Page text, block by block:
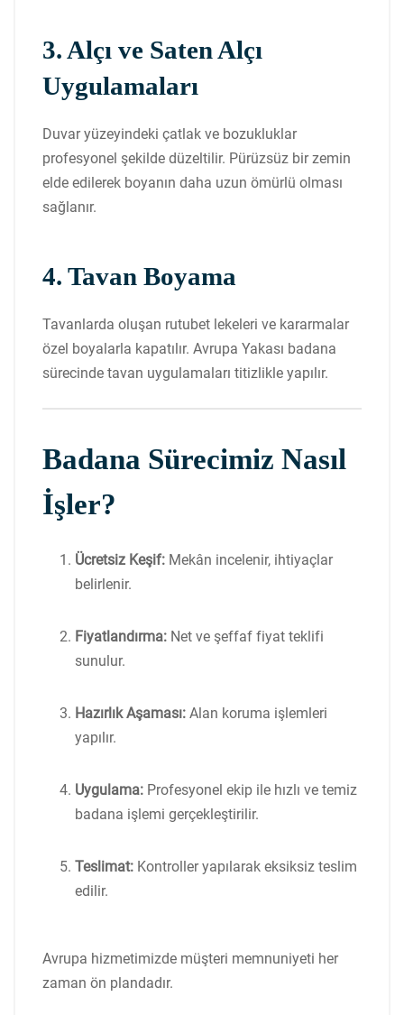
3. Alçı ve Saten Alçı
Uygulamaları
Duvar yüzeyindeki çatlak ve bozukluklar
profesyonel şekilde düzeltilir. Pürüzsüz bir zemin
elde edilerek boyanın daha uzun ömürlü olması
sağlanır.
4. Tavan Boyama
Tavanlarda oluşan rutubet lekeleri ve kararmalar
özel boyalarla kapatılır. Avrupa Yakası badana
sürecinde tavan uygulamaları titizlikle yapılır.
Badana Sürecimiz Nasıl
İşler?
Ücretsiz Keşif: Mekân incelenir, ihtiyaçlar
belirlenir.
Fiyatlandırma: Net ve şeffaf fiyat teklifi
sunulur.
Hazırlık Aşaması: Alan koruma işlemleri
yapılır.
Uygulama: Profesyonel ekip ile hızlı ve temiz
badana işlemi gerçekleştirilir.
Teslimat: Kontroller yapılarak eksiksiz teslim
edilir.
Avrupa hizmetimizde müşteri memnuniyeti her
zaman ön plandadır.